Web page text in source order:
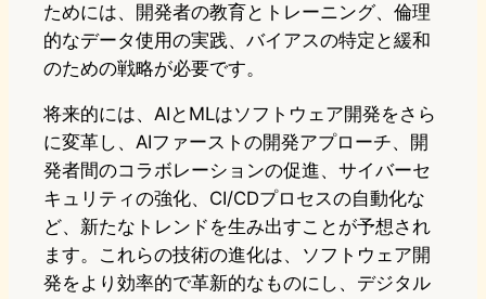
ためには、開発者の教育とトレーニング、倫理
的なデータ使用の実践、バイアスの特定と緩和
のための戦略が必要です。
将来的には、AIとMLはソフトウェア開発をさら
に変革し、AIファーストの開発アプローチ、開
発者間のコラボレーションの促進、サイバーセ
キュリティの強化、CI/CDプロセスの自動化な
ど、新たなトレンドを生み出すことが予想され
ます。これらの技術の進化は、ソフトウェア開
発をより効率的で革新的なものにし、デジタル